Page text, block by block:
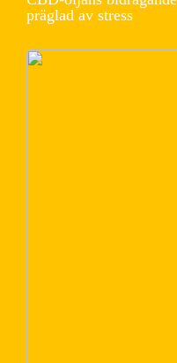
präglad av stress